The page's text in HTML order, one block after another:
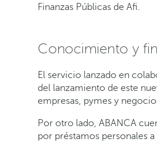
Finanzas Públicas de Afi.
Conocimiento y
El servicio lanzado en
del lanzamiento de este
empresas, pymes y
Por otro lado, ABANCA
por préstamos personales